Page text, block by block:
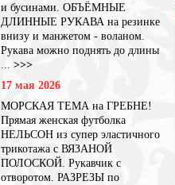
и бусинами. ОБЪЁМНЫЕ
ДЛИННЫЕ РУКАВА на резинке
внизу и манжетом - воланом.
Рукава можно поднять до длины
... >>>
17 мая 2026
МОРСКАЯ ТЕМА на ГРЕБНЕ!
Прямая женская футболка
НЕЛЬСОН из супер эластичного
трикотажа с ВЯЗАНОЙ
ПОЛОСКОЙ. Рукавчик с
отворотом. РАЗРЕЗЫ по